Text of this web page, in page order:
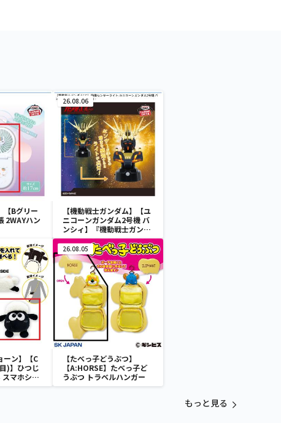
【Bグリー
2WAYハン
26.08.06
【機動戦士ガンダム】【ユ
ニコーンガンダム2号機 バ
ンシィ】『機動戦士ガンダ
ムUC』 胸像センサーライ
ト-ユニコーンガンダム2号
機 バンシィ（デストロイモ
ード）-
ーン】【C
)】ひつじ
スマホショ
26.08.05
【たべっ子どうぶつ】
【A:HORSE】たべっ子ど
うぶつ トラベルハンガー
もっと見る